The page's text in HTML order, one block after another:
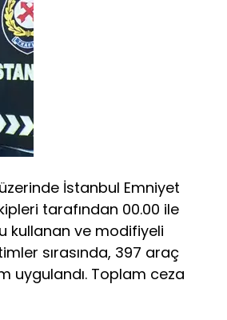
İstanbul Emniyet
tarafından 00.00 ile
kullanan ve modifiyeli
sırasında, 397 araç
uygulandı. Toplam ceza